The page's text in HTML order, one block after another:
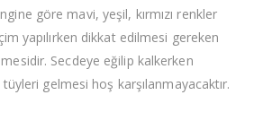
göre mavi, yeşil, kırmızı renkler
yapılırken dikkat edilmesi gereken
Secdeye eğilip kalkerken
tüyleri gelmesi hoş karşılanmayacaktır.